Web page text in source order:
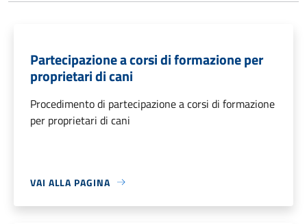
Partecipazione a corsi di formazione per
proprietari di cani
Procedimento di partecipazione a corsi di formazione
per proprietari di cani
VAI ALLA PAGINA